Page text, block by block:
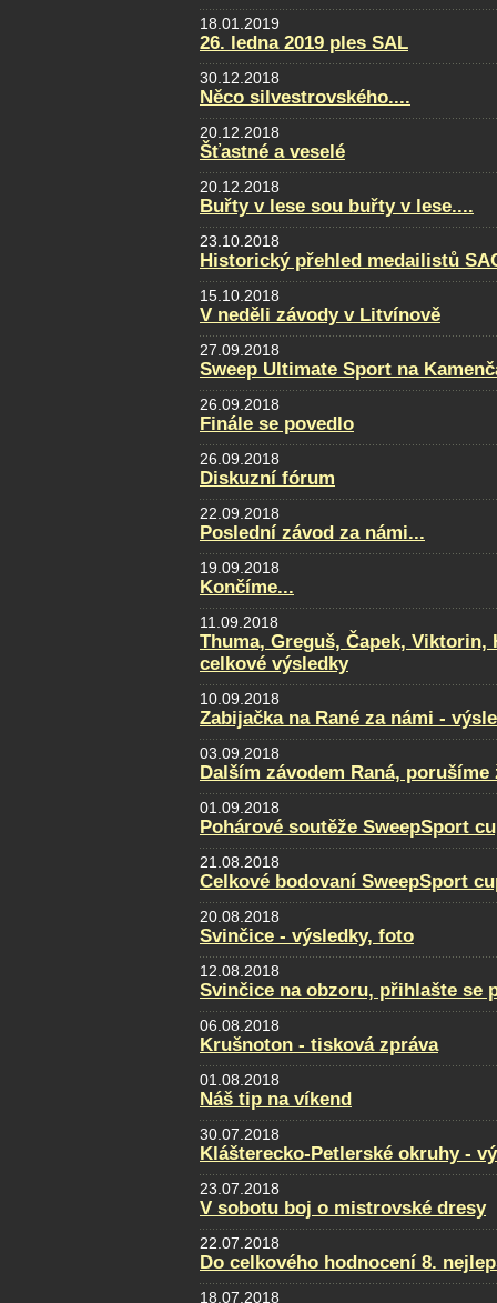
18.01.2019
26. ledna 2019 ples SAL
30.12.2018
Něco silvestrovského....
20.12.2018
Šťastné a veselé
20.12.2018
Buřty v lese sou buřty v lese....
23.10.2018
Historický přehled medailistů
15.10.2018
V neděli závody v Litvínově
27.09.2018
Sweep Ultimate Sport na
26.09.2018
Finále se povedlo
26.09.2018
Diskuzní fórum
22.09.2018
Poslední závod za námi...
19.09.2018
Končíme...
11.09.2018
Thuma, Greguš, Čapek, Viktorin,
celkové výsledky
10.09.2018
Zabijačka na Rané za námi -
03.09.2018
Dalším závodem Raná,
01.09.2018
Pohárové soutěže SweepSport
21.08.2018
Celkové bodovaní SweepSport
20.08.2018
Svinčice - výsledky, foto
12.08.2018
Svinčice na obzoru, přihlašte se
06.08.2018
Krušnoton - tisková zpráva
01.08.2018
Náš tip na víkend
30.07.2018
Klášterecko-Petlerské okruhy -
23.07.2018
V sobotu boj o mistrovské dresy
22.07.2018
Do celkového hodnocení 8.
18.07.2018